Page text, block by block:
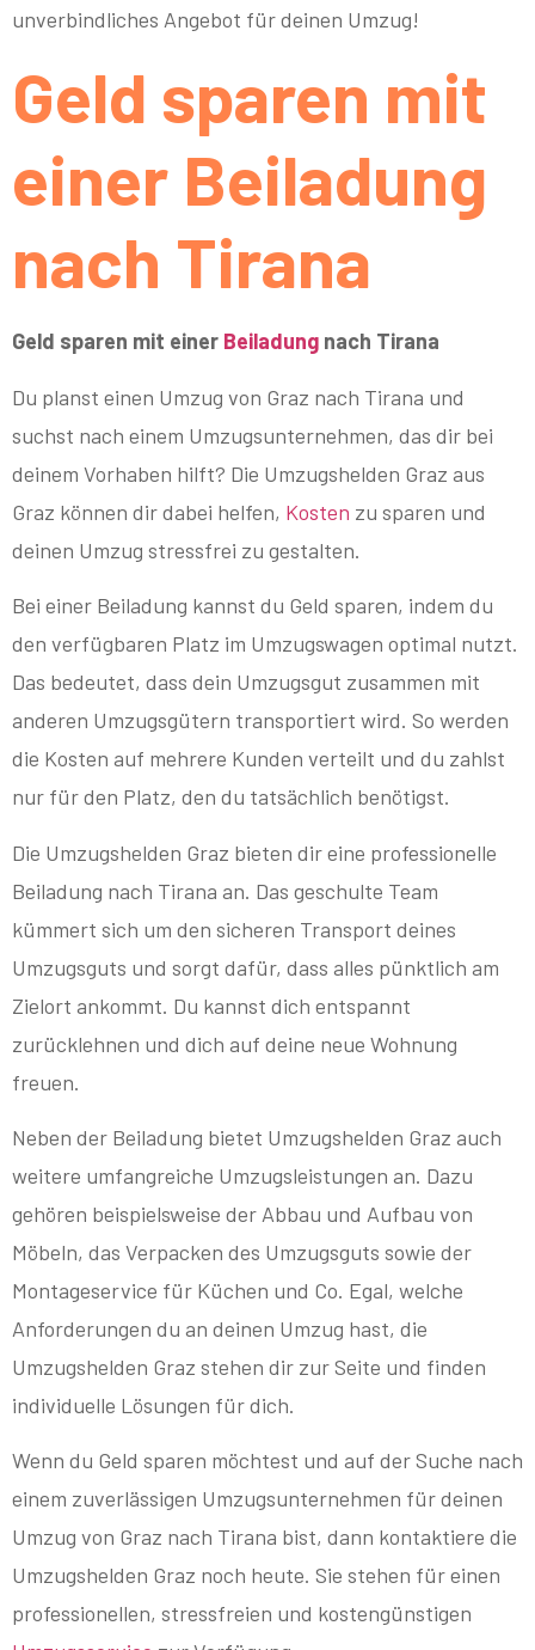
unverbindliches Angebot für deinen Umzug!
Geld sparen mit
einer Beiladung
nach Tirana
Geld sparen mit einer Beiladung nach Tirana
Du planst einen Umzug von Graz nach Tirana und
suchst nach einem Umzugsunternehmen, das dir bei
deinem Vorhaben hilft? Die Umzugshelden Graz aus
Graz können dir dabei helfen, Kosten zu sparen und
deinen Umzug stressfrei zu gestalten.
Bei einer Beiladung kannst du Geld sparen, indem du
den verfügbaren Platz im Umzugswagen optimal nutzt.
Das bedeutet, dass dein Umzugsgut zusammen mit
anderen Umzugsgütern transportiert wird. So werden
die Kosten auf mehrere Kunden verteilt und du zahlst
nur für den Platz, den du tatsächlich benötigst.
Die Umzugshelden Graz bieten dir eine professionelle
Beiladung nach Tirana an. Das geschulte Team
kümmert sich um den sicheren Transport deines
Umzugsguts und sorgt dafür, dass alles pünktlich am
Zielort ankommt. Du kannst dich entspannt
zurücklehnen und dich auf deine neue Wohnung
freuen.
Neben der Beiladung bietet Umzugshelden Graz auch
weitere umfangreiche Umzugsleistungen an. Dazu
gehören beispielsweise der Abbau und Aufbau von
Möbeln, das Verpacken des Umzugsguts sowie der
Montageservice für Küchen und Co. Egal, welche
Anforderungen du an deinen Umzug hast, die
Umzugshelden Graz stehen dir zur Seite und finden
individuelle Lösungen für dich.
Wenn du Geld sparen möchtest und auf der Suche nach
einem zuverlässigen Umzugsunternehmen für deinen
Umzug von Graz nach Tirana bist, dann kontaktiere die
Umzugshelden Graz noch heute. Sie stehen für einen
professionellen, stressfreien und kostengünstigen